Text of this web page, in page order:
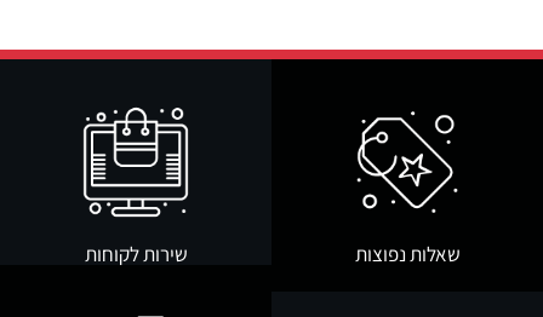
שאלות נפוצות שירות לקוחות